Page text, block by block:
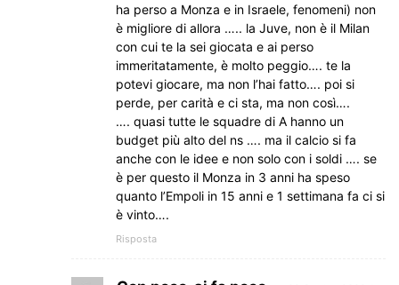
ha perso a Monza e in Israele, fenomeni) non
è migliore di allora ….. la Juve, non è il Milan
con cui te la sei giocata e ai perso
immeritatamente, è molto peggio…. te la
potevi giocare, ma non l’hai fatto…. poi si
perde, per carità e ci sta, ma non così….
…. quasi tutte le squadre di A hanno un
budget più alto del ns …. ma il calcio si fa
anche con le idee e non solo con i soldi …. se
è per questo il Monza in 3 anni ha speso
quanto l’Empoli in 15 anni e 1 settimana fa ci si
è vinto….
Risposta